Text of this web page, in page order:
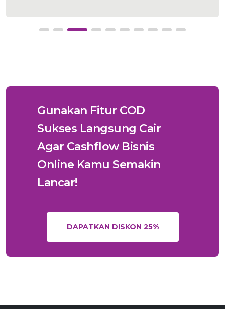
Gunakan Fitur COD
Sukses Langsung Cair
Agar Cashflow Bisnis
Online Kamu Semakin
Lancar!
DAPATKAN DISKON 25%